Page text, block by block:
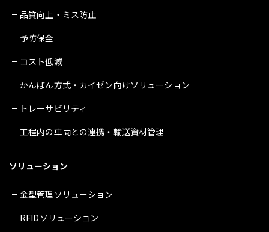
品質向上・ミス防止
予防保全
コスト低減
かんばん方式・カイゼン向けソリューション
トレーサビリティ
工程内の車両との連携・輸送資材管理
ソリューション
金型管理ソリューション
RFIDソリューション